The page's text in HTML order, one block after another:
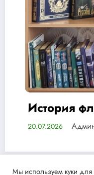
флота
Админ
Мы используем куки